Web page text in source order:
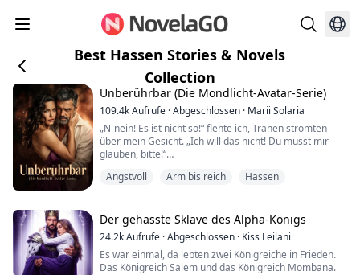
Best Hassen Stories & Novels
Collection
Unberührbar (Die Mondlicht-Avatar-Serie)
109.4kAufrufe ·Abgeschlossen · Marii Solaria
„N-nein! Es ist nicht so!“ flehte ich, Tränen strömten
über mein Gesicht. „Ich will das nicht! Du musst mir
glauben, bitte!“
Seine große Hand packte gewaltsam meinen Hals und
enger.
Ich hustete und würgte, während seine Wut durch
meine Poren brannte und mich innerlich verbrannte.
Der Hass, den Ner...
Angstvoll Arm bis reich Hassen
Der gehasste Sklave des Alpha-Königs
24.2kAufrufe ·Abgeschlossen · Kiss Leilani
Es war einmal, da lebten zwei Königreiche in Frieden.
Das Königreich Salem und das Königreich Mombana.